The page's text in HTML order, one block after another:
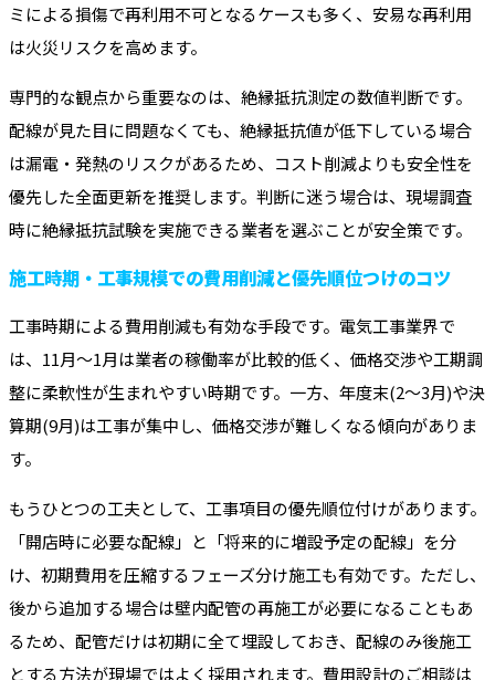
ミによる損傷で再利用不可となるケースも多く、安易な再利用
は火災リスクを高めます。
専門的な観点から重要なのは、絶縁抵抗測定の数値判断です。
配線が見た目に問題なくても、絶縁抵抗値が低下している場合
は漏電・発熱のリスクがあるため、コスト削減よりも安全性を
優先した全面更新を推奨します。判断に迷う場合は、現場調査
時に絶縁抵抗試験を実施できる業者を選ぶことが安全策です。
施工時期・工事規模での費用削減と優先順位つけのコツ
工事時期による費用削減も有効な手段です。電気工事業界で
は、11月～1月は業者の稼働率が比較的低く、価格交渉や工期調
整に柔軟性が生まれやすい時期です。一方、年度末(2～3月)や決
算期(9月)は工事が集中し、価格交渉が難しくなる傾向がありま
す。
もうひとつの工夫として、工事項目の優先順位付けがあります。
「開店時に必要な配線」と「将来的に増設予定の配線」を分
け、初期費用を圧縮するフェーズ分け施工も有効です。ただし、
後から追加する場合は壁内配管の再施工が必要になることもあ
るため、配管だけは初期に全て埋設しておき、配線のみ後施工
とする方法が現場ではよく採用されます。費用設計のご相談は